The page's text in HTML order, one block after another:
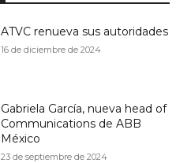
ATVC renueva sus autoridades
16 de diciembre de 2024
Gabriela García, nueva head of
Communications de ABB
México
23 de septiembre de 2024